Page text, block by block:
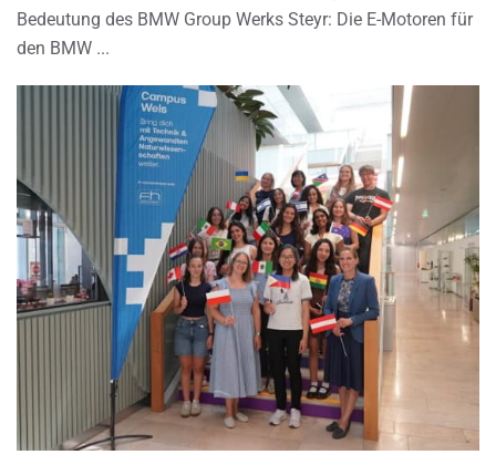
Bedeutung des BMW Group Werks Steyr: Die E-Motoren für
den BMW